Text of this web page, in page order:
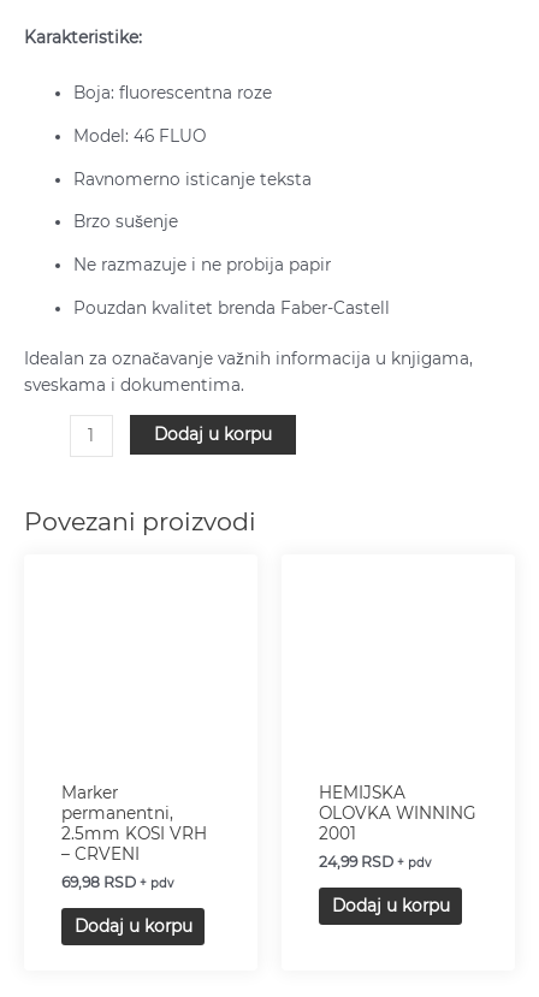
Karakteristike:
Boja: fluorescentna roze
Model: 46 FLUO
Ravnomerno isticanje teksta
Brzo sušenje
Ne razmazuje i ne probija papir
Pouzdan kvalitet brenda Faber-Castell
Idealan za označavanje važnih informacija u knjigama,
sveskama i dokumentima.
Dodaj u korpu
Povezani proizvodi
Marker
permanentni,
2.5mm KOSI VRH
– CRVENI
69,98 RSD + pdv
Dodaj u korpu
HEMIJSKA
OLOVKA WINNING
2001
24,99 RSD + pdv
Dodaj u korpu